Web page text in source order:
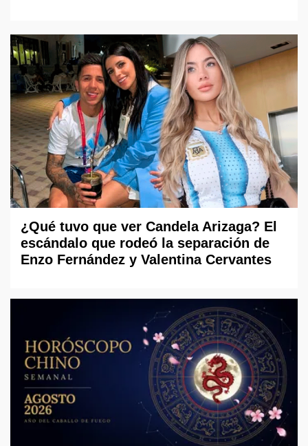
¿Qué tuvo que ver Candela Arizaga? El
escándalo que rodeó la separación de
Enzo Fernández y Valentina Cervantes